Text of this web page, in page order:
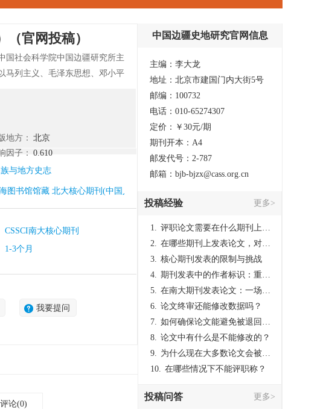
官网投稿）
国社会科学院中国边疆研究所主
马列主义、毛泽东思想、邓小平
地方：
北京
因子：
0.610
与地方史志
图书馆馆藏 北大核心期刊(中国人文社会科学核心期刊) 国家图书馆馆藏 知网收录(中)
CSSCI南大核心期刊
1-3个月
我要提问
评论(0)
中国边疆史地研究官网信息
主编：李大龙
地址：北京市建国门内大街5号
邮编：100732
电话：010-65274307
定价：￥30元/期
期刊开本：A4
邮发代号：2-787
邮箱：bjb-bjzx@cass.org.cn
投稿经验 更多>
1. 评职论文需要在什么期刊上发表？
2. 在哪些期刊上发表论文，对考研有优势？
3. 核心期刊发表的限制与挑战
4. 期刊发表中的作者标识：重要性与实践
5. 在南大期刊发表论文：一场知识探索与学术成就的旅程
6. 论文终审还能修改数据吗？
7. 如何确保论文能避免被退回：关键条件与策略
8. 论文中有什么是不能修改的？
9. 为什么现在大多数论文会被评判为AI撰写？（深度剖析查重机制下的困境与出路）
10. 在哪些情况下不能评职称？
投稿问答 更多>